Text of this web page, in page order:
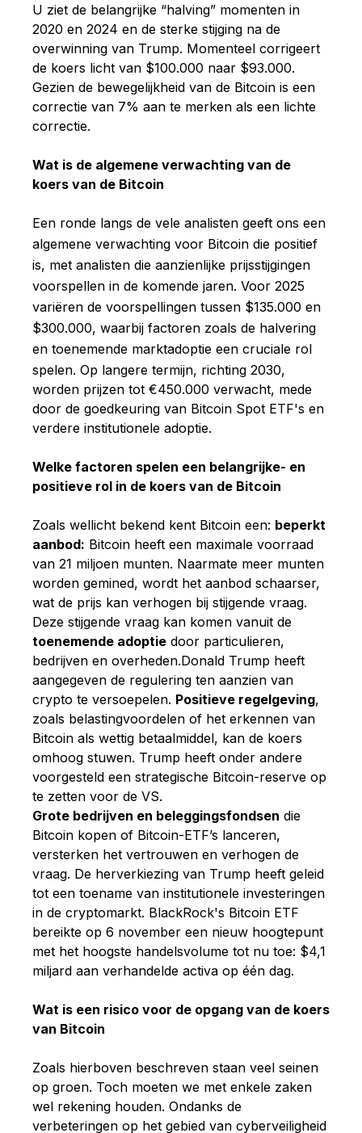
U ziet de belangrijke “halving” momenten in
2020 en 2024 en de sterke stijging na de
overwinning van Trump. Momenteel corrigeert
de koers licht van $100.000 naar $93.000.
Gezien de bewegelijkheid van de Bitcoin is een
correctie van 7% aan te merken als een lichte
correctie.
Wat is de algemene verwachting van de
koers van de Bitcoin
Een ronde langs de vele analisten geeft ons een
algemene verwachting voor Bitcoin die positief
is, met analisten die aanzienlijke prijsstijgingen
voorspellen in de komende jaren. Voor 2025
variëren de voorspellingen tussen $135.000 en
$300.000, waarbij factoren zoals de halvering
en toenemende marktadoptie een cruciale rol
spelen. Op langere termijn, richting 2030,
worden prijzen tot €450.000 verwacht, mede
door de goedkeuring van Bitcoin Spot ETF's en
verdere institutionele adoptie.
Welke factoren spelen een belangrijke- en
positieve rol in de koers van de Bitcoin
Zoals wellicht bekend kent Bitcoin een: beperkt
aanbod: Bitcoin heeft een maximale voorraad
van 21 miljoen munten. Naarmate meer munten
worden gemined, wordt het aanbod schaarser,
wat de prijs kan verhogen bij stijgende vraag.
Deze stijgende vraag kan komen vanuit de
toenemende adoptie door particulieren,
bedrijven en overheden.Donald Trump heeft
aangegeven de regulering ten aanzien van
crypto te versoepelen. Positieve regelgeving,
zoals belastingvoordelen of het erkennen van
Bitcoin als wettig betaalmiddel, kan de koers
omhoog stuwen. Trump heeft onder andere
voorgesteld een strategische Bitcoin-reserve op
te zetten voor de VS.
Grote bedrijven en beleggingsfondsen die
Bitcoin kopen of Bitcoin-ETF’s lanceren,
versterken het vertrouwen en verhogen de
vraag. De herverkiezing van Trump heeft geleid
tot een toename van institutionele investeringen
in de cryptomarkt. BlackRock's Bitcoin ETF
bereikte op 6 november een nieuw hoogtepunt
met het hoogste handelsvolume tot nu toe: $4,1
miljard aan verhandelde activa op één dag.
Wat is een risico voor de opgang van de koers
van Bitcoin
Zoals hierboven beschreven staan veel seinen
op groen. Toch moeten we met enkele zaken
wel rekening houden. Ondanks de
verbeteringen op het gebied van cyberveiligheid